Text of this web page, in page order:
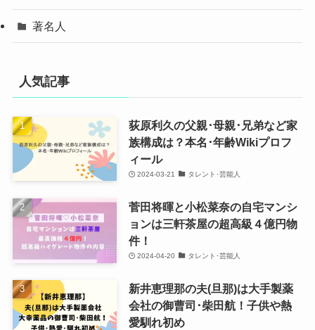
著名人
人気記事
荻原利久の父親･母親･兄弟など家
族構成は？本名･年齢Wikiプロフ
ィール
2024-03-21 タレント･芸能人
菅田将暉と小松菜奈の自宅マンシ
ョンは三軒茶屋の超高級４億円物
件！
2024-04-20 タレント･芸能人
新井恵理那の夫(旦那)は大手製薬
会社の御曹司･柴田航！子供や熱
愛馴れ初め